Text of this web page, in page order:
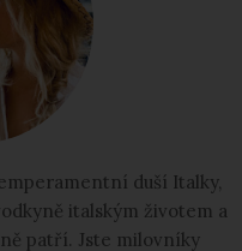
duší Italky,
italským životem a
patří. Jste milovníky